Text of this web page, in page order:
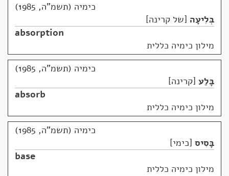
כימיה (תשמ"ה, 1985)
בְּלִיעָה של קרינה
absorption
מילון כימיה כללית
כימיה (תשמ"ה, 1985)
בָּלַע קרינה
absorb
מילון כימיה כללית
כימיה (תשמ"ה, 1985)
בָּסִיס כימי
base
מילון כימיה כללית